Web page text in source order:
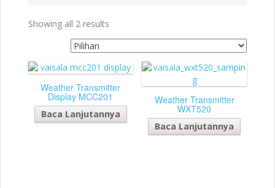
Showing all 2 results
Weather Transmitter
Display MCC201
Baca Lanjutannya
Weather Transmitter
WXT520
Baca Lanjutannya